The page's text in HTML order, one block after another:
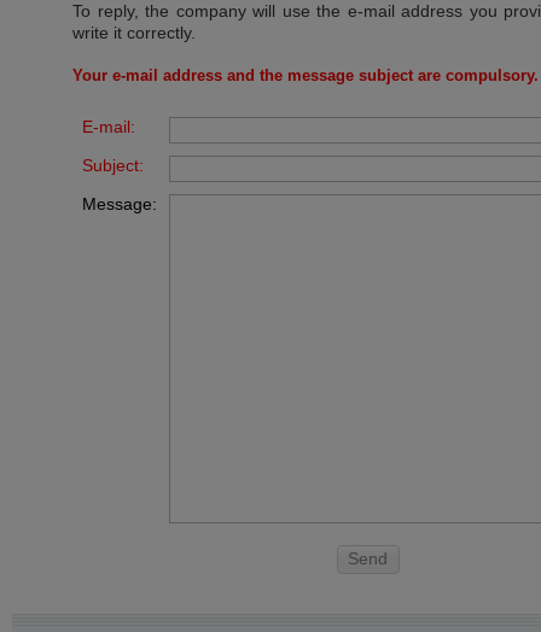
To reply, the company will use the e-mail address you
write it correctly.
Your e-mail address and the message subject are compulsory.
E-mail:
Subject:
Message:
Send